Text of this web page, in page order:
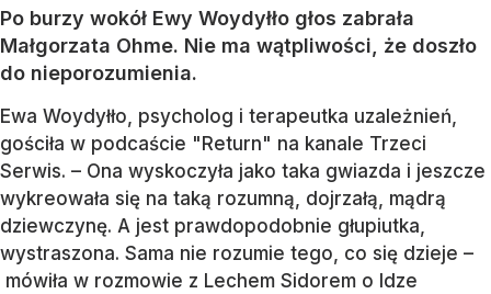
Po burzy wokół Ewy Woydyłło głos zabrała
Małgorzata Ohme. Nie ma wątpliwości, że doszło
do nieporozumienia.
Ewa Woydyłło, psycholog i terapeutka uzależnień,
gościła w podcaście "Return" na kanale Trzeci
Serwis. – Ona wyskoczyła jako taka gwiazda i jeszcze
wykreowała się na taką rozumną, dojrzałą, mądrą
dziewczynę. A jest prawdopodobnie głupiutka,
wystraszona. Sama nie rozumie tego, co się dzieje –
mówiła w rozmowie z Lechem Sidorem o Idze